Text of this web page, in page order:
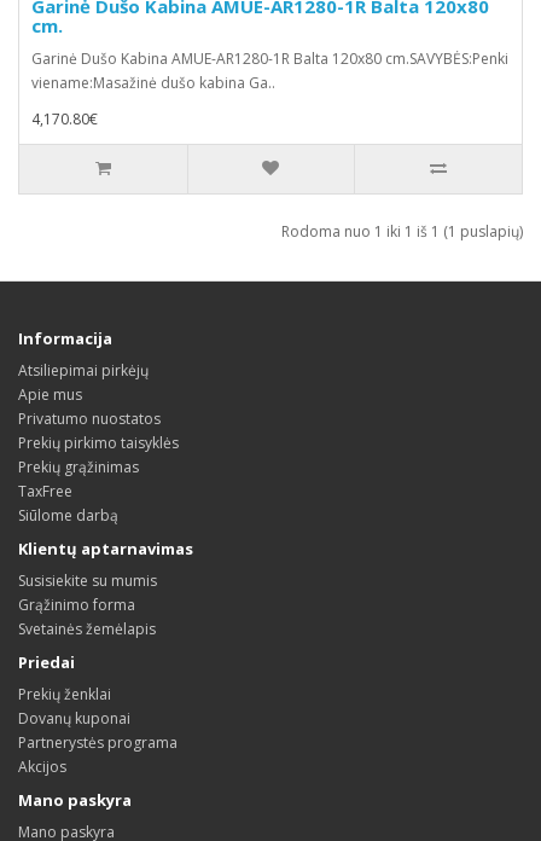
Garinė Dušo Kabina AMUE-AR1280-1R Balta 120x80
cm.
Garinė Dušo Kabina AMUE-AR1280-1R Balta 120x80 cm.SAVYBĖS:Penki
viename:Masažinė dušo kabina Ga..
4,170.80€
Rodoma nuo 1 iki 1 iš 1 (1 puslapių)
Informacija
Atsiliepimai pirkėjų
Apie mus
Privatumo nuostatos
Prekių pirkimo taisyklės
Prekių grąžinimas
TaxFree
Siūlome darbą
Klientų aptarnavimas
Susisiekite su mumis
Grąžinimo forma
Svetainės žemėlapis
Priedai
Prekių ženklai
Dovanų kuponai
Partnerystės programa
Akcijos
Mano paskyra
Mano paskyra